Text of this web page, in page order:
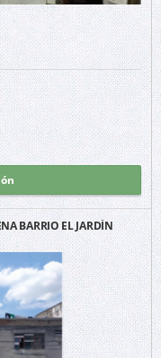
BARRIO EL JARDÍN